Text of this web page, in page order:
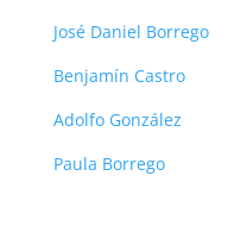
José Daniel Borrego
Benjamín Castro
Adolfo González
Paula Borrego